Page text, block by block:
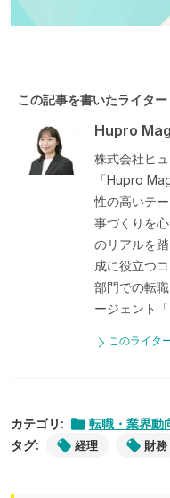
この記事を書いたライター
Hupro
株式会社ヒ
「Hupro
性の高いテ
事づくりを
のリアルを
成に役立つ
部門での転
ージェント
このライタ
カテゴリ:
転職・業界動
タグ:
経理 財務